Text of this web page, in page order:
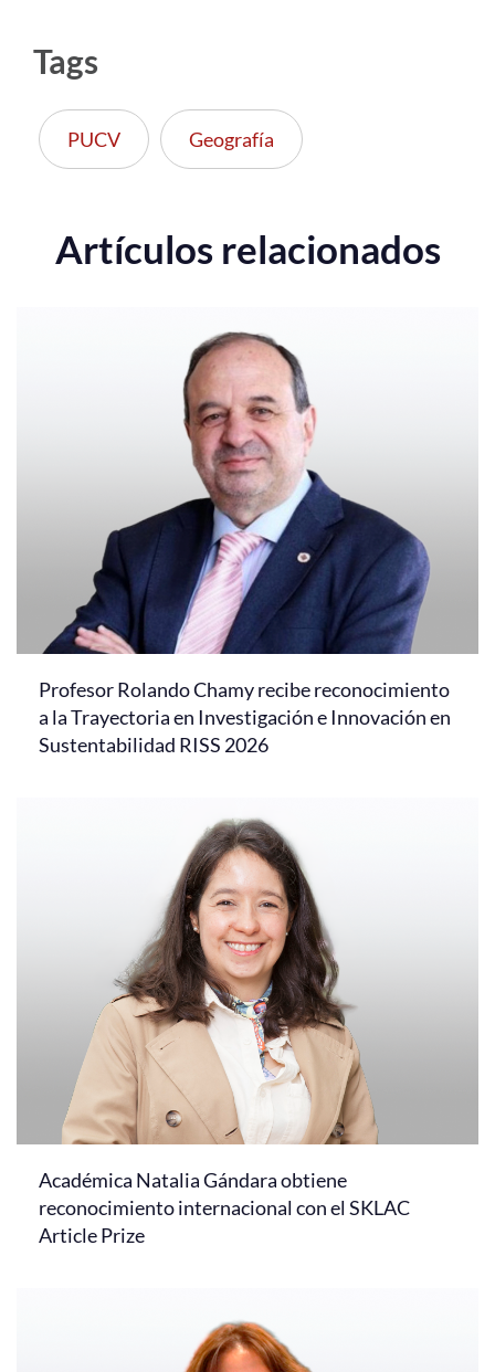
Tags
PUCV Geografía
Artículos relacionados
Profesor Rolando Chamy recibe reconocimiento
a la Trayectoria en Investigación e Innovación en
Sustentabilidad RISS 2026
Académica Natalia Gándara obtiene
reconocimiento internacional con el SKLAC
Article Prize